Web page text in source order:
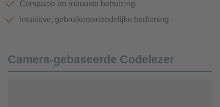
Compacte en robuuste behuizing
Intuïtieve, gebruikersvriendelijke bediening
Camera-gebaseerde Codelezer